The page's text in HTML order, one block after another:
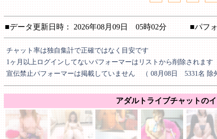
■データ更新日時： 2026年08月09日 05時02分 ■パフォ
チャット率は独自集計で正確ではなく目安です
1ヶ月以上ログインしてないパフォーマーはリストから削除されます
宣伝禁止パフォーマーは掲載していません （ 08月08日 5331名 除
アダルトライブチャットの